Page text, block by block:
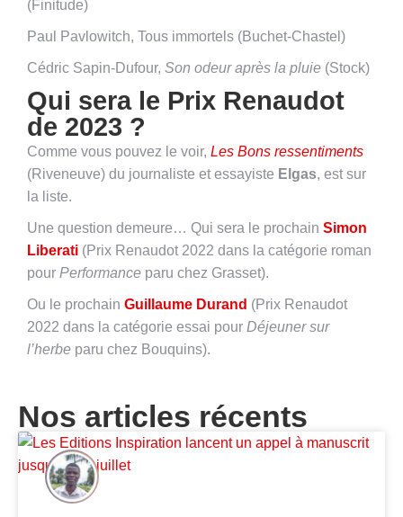
(Finitude)
Paul Pavlowitch, Tous immortels (Buchet-Chastel)
Cédric Sapin-Dufour, Son odeur après la pluie (Stock)
Qui sera le Prix Renaudot
de 2023 ?
Comme vous pouvez le voir, Les Bons ressentiments
(Riveneuve) du journaliste et essayiste Elgas, est sur
la liste.
Une question demeure… Qui sera le prochain Simon
Liberati (Prix Renaudot 2022 dans la catégorie roman
pour Performance paru chez Grasset).
Ou le prochain Guillaume Durand (Prix Renaudot
2022 dans la catégorie essai pour Déjeuner sur
l’herbe paru chez Bouquins).
Nos articles récents